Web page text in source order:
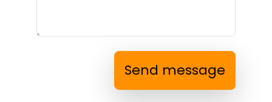
Send message